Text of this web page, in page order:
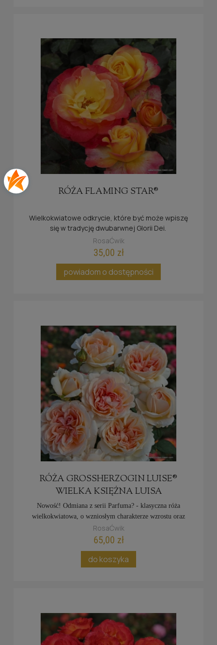
RÓŻA FLAMING STAR®
Wielkokwiatowe odkrycie, które być może wpiszę
się w tradycję dwubarwnej Glorii Dei.
RosaĆwik
35,00 zł
powiadom o dostępności
RÓŻA GROSSHERZOGIN LUISE® W
IELKA KSIĘŻNA LUISA
Nowość! Odmiana z serii Parfuma? - klasyczna róża
wielkokwiatowa, o wzniosłym charakterze wzrostu oraz
wielkich symetrycznych kwiatach, co czyni ją idealną różą
na kwiat cięty.
RosaĆwik
65,00 zł
do koszyka